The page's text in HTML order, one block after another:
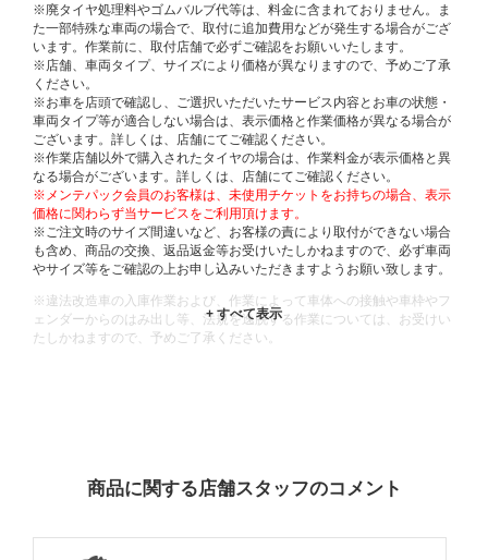
※廃タイヤ処理料やゴムバルブ代等は、料金に含まれておりません。ま
た一部特殊な車両の場合で、取付に追加費用などが発生する場合がござ
います。作業前に、取付店舗で必ずご確認をお願いいたします。
※店舗、車両タイプ、サイズにより価格が異なりますので、予めご了承
ください。
※お車を店頭で確認し、ご選択いただいたサービス内容とお車の状態・
車両タイプ等が適合しない場合は、表示価格と作業価格が異なる場合が
ございます。詳しくは、店舗にてご確認ください。
※作業店舗以外で購入されたタイヤの場合は、作業料金が表示価格と異
なる場合がございます。詳しくは、店舗にてご確認ください。
※メンテパック会員のお客様は、未使用チケットをお持ちの場合、表示
価格に関わらず当サービスをご利用頂けます。
※ご注文時のサイズ間違いなど、お客様の責により取付ができない場合
も含め、商品の交換、返品返金等お受けいたしかねますので、必ず車両
やサイズ等をご確認の上お申し込みいただきますようお願い致します。
※違法改造車の入庫作業および、作業によって車体への接触や車枠やフ
ェンダーからのはみ出し等、法規を逸脱する作業については、お受けい
たしかねますので、予めご了承ください。
商品に関する店舗スタッフのコメント